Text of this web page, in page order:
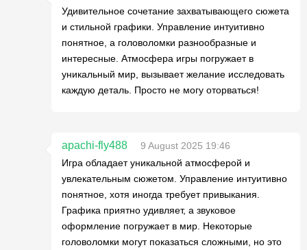
Удивительное сочетание захватывающего сюжета
и стильной графики. Управление интуитивно
понятное, а головоломки разнообразные и
интересные. Атмосфера игры погружает в
уникальный мир, вызывает желание исследовать
каждую деталь. Просто не могу оторваться!
apachi-fly488
9 August 2025 19:46
Игра обладает уникальной атмосферой и
увлекательным сюжетом. Управление интуитивно
понятное, хотя иногда требует привыкания.
Графика приятно удивляет, а звуковое
оформление погружает в мир. Некоторые
головоломки могут показаться сложными, но это